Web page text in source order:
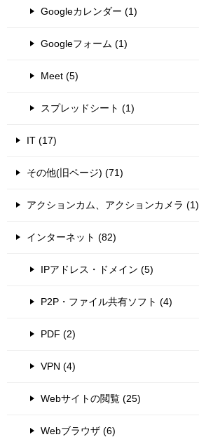
Googleカレンダー (1)
Googleフォーム (1)
Meet (5)
スプレッドシート (1)
IT (17)
その他(旧ページ) (71)
アクションカム、アクションカメラ (1)
インターネット (82)
IPアドレス・ドメイン (5)
P2P・ファイル共有ソフト (4)
PDF (2)
VPN (4)
Webサイトの閲覧 (25)
Webブラウザ (6)